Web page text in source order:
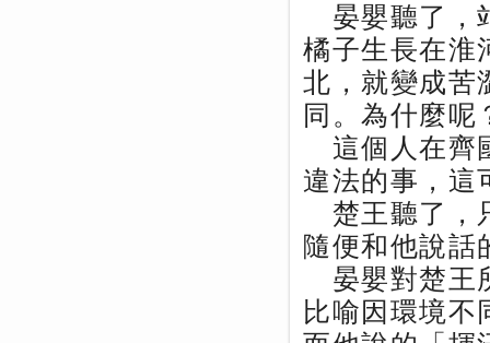
晏嬰聽了，
橘子生長在淮
北，就變成苦
同。為什麼
這個人在齊
違法的事，這
楚王聽了，
隨便和他說話
晏嬰對楚王
比喻因環境不